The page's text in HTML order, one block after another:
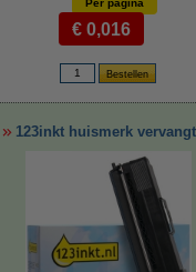
Per pagina
€ 0,016
123inkt huismerk